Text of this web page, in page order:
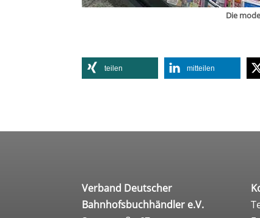
Die
tei­len mit­tei­len
Verband Deutscher
Bahnhofsbuchhändler e.V.